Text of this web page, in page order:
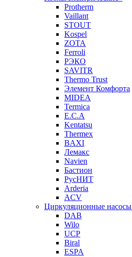
Protherm
Vaillant
STOUT
Kospel
ZOTA
Ferroli
РЭКО
SAVITR
Thermo Trust
Элемент Комфорта
MIDEA
Termica
E.C.A
Kentatsu
Thermex
BAXI
Лемакс
Navien
Бастион
РусНИТ
Arderia
ACV
Циркуляционные насосы
DAB
Wilo
UCP
Biral
ESPA